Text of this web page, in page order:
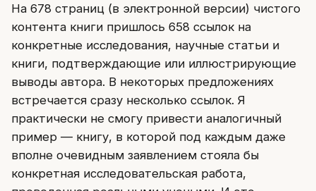
На 678 страниц (в электронной версии) чистого
контента книги пришлось 658 ссылок на
конкретные исследования, научные статьи и
книги, подтверждающие или иллюстрирующие
выводы автора. В некоторых предложениях
встречается сразу несколько ссылок. Я
практически не смогу привести аналогичный
пример — книгу, в которой под каждым даже
вполне очевидным заявлением стояла бы
конкретная исследовательская работа,